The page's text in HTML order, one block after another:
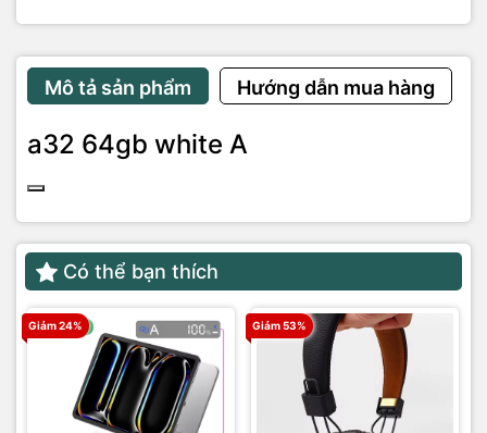
Mô tả sản phẩm Hướng dẫn mua hàng
a32 64gb white A
Có thể bạn thích
Giảm 24% Giảm 53%